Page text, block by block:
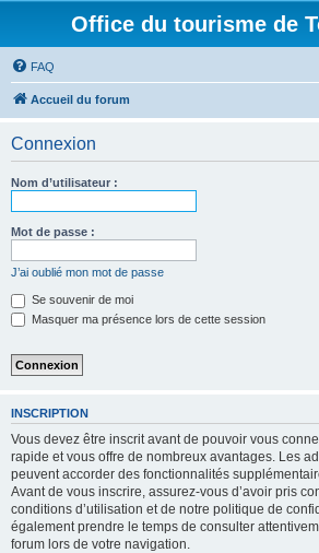
Office du tourisme de
FAQ
Accueil du forum
Connexion
Nom d’utilisateur :
Mot de passe :
J’ai oublié mon mot de passe
Se souvenir de moi
Masquer ma présence lors de cette session
INSCRIPTION
Vous devez être inscrit avant de pouvoir vous
rapide et vous offre de nombreux avantages. Les
peuvent accorder des fonctionnalités
Avant de vous inscrire, assurez-vous d’avoir pris
conditions d’utilisation et de notre politique de
également prendre le temps de consulter
forum lors de votre navigation.